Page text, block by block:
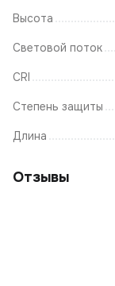
Высота
Световой поток
CRI
Степень защиты
Длина
Отзывы